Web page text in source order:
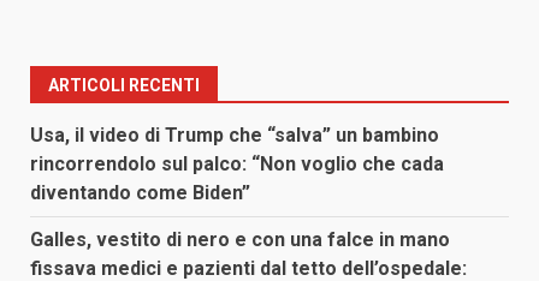
ARTICOLI RECENTI
Usa, il video di Trump che “salva” un bambino
rincorrendolo sul palco: “Non voglio che cada
diventando come Biden”
Galles, vestito di nero e con una falce in mano
fissava medici e pazienti dal tetto dell’ospedale: